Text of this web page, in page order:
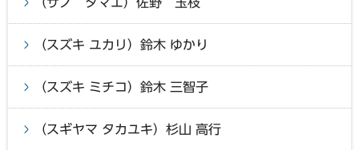
（スズキ ユカリ）鈴木 ゆかり
（スズキ ミチコ）鈴木 三智子
（スギヤマ タカユキ）杉山 高行